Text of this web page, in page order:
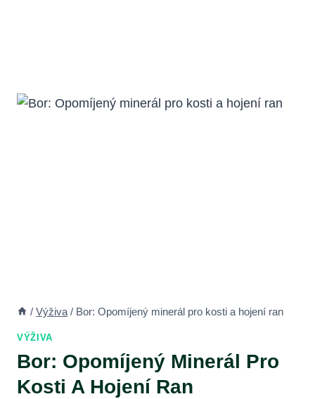
/ Výživa / Bor: Opomíjený minerál pro kosti a hojení ran
VÝŽIVA
Bor: Opomíjený Minerál Pro
Kosti A Hojení Ran